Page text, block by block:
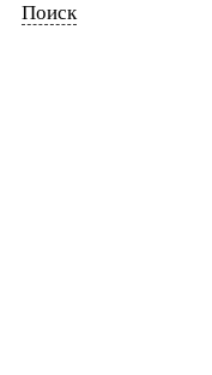
Поиск